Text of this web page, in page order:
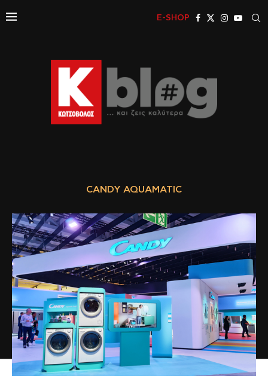
E-SHOP
CANDY AQUAMATIC